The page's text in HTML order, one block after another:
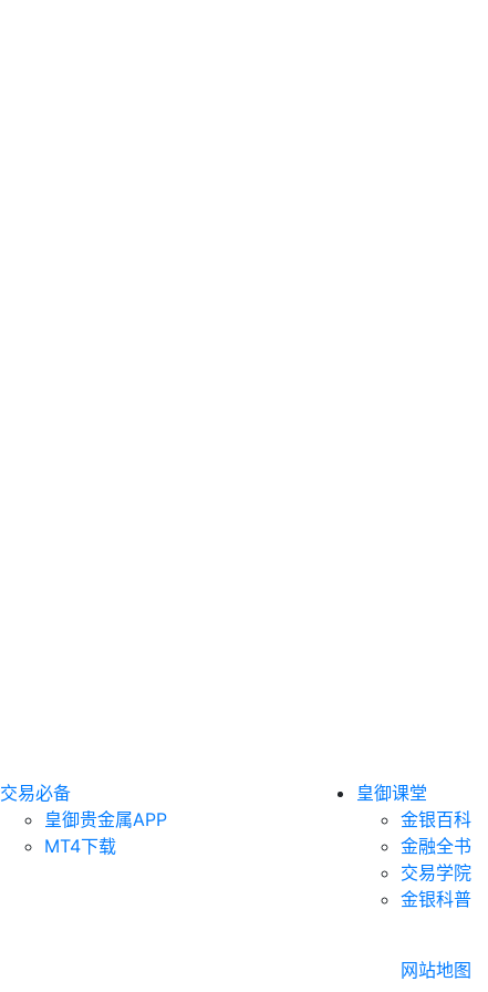
交易必备
皇御贵金属APP
MT4下载
皇御课堂
金银百科
金融全书
交易学院
金银科普
网站地图